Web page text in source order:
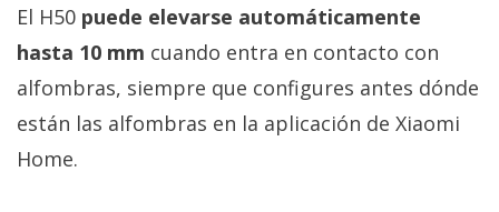
El H50 puede elevarse automáticamente
hasta 10 mm cuando entra en contacto con
alfombras, siempre que configures antes dónde
están las alfombras en la aplicación de Xiaomi
Home.